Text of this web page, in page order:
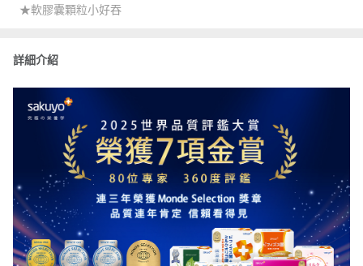
★軟膠囊顆粒小好吞
詳細介紹